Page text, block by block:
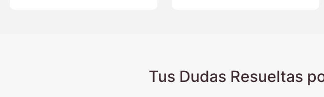
Tus Dudas Resueltas